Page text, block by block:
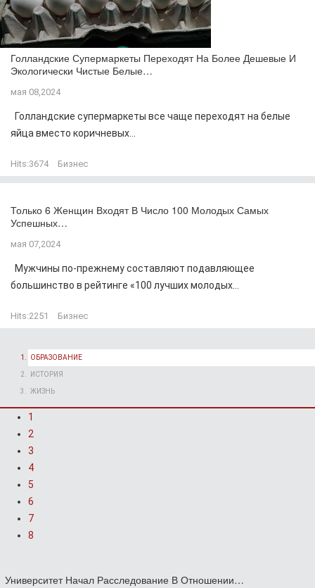
Голландские Супермаркеты Переходят На Более Дешевые И
Экологически Чистые Белые…
мая 08,2024
Голландские супермаркеты все чаще переходят на белые
яйца вместо коричневых...
Hits:3674 Бизнес
Только 6 Женщин Входят В Число 100 Молодых Самых
Успешных…
мая 07,2024
Мужчины по-прежнему составляют подавляющее
большинство в рейтинге «100 лучших молодых...
Hits:2251 Бизнес
ОБРАЗОВАНИЕ
ИСТОРИЯ
ЖИЗНЬ
1
2
3
4
5
6
7
8
Университет Начал Расследование В Отношении…